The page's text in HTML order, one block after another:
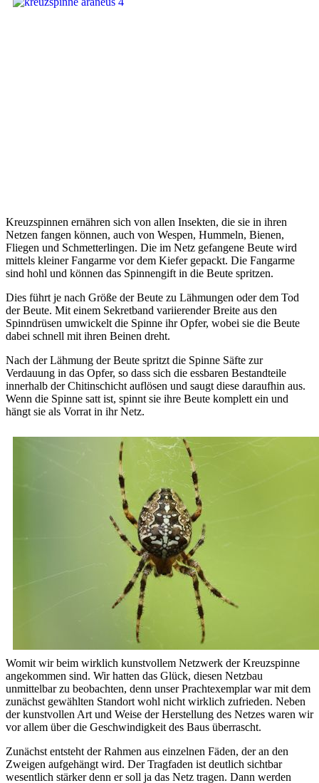
Kreuzspinnen ernähren sich von allen Insekten, die sie in ihren
Netzen fangen können, auch von Wespen, Hummeln, Bienen,
Fliegen und Schmetterlingen. Die im Netz gefangene Beute wird
mittels kleiner Fangarme vor dem Kiefer gepackt. Die Fangarme
sind hohl und können das Spinnengift in die Beute spritzen.
Dies führt je nach Größe der Beute zu Lähmungen oder dem Tod
der Beute. Mit einem Sekretband variierender Breite aus den
Spinndrüsen umwickelt die Spinne ihr Opfer, wobei sie die Beute
dabei schnell mit ihren Beinen dreht.
Nach der Lähmung der Beute spritzt die Spinne Säfte zur
Verdauung in das Opfer, so dass sich die essbaren Bestandteile
innerhalb der Chitinschicht auflösen und saugt diese daraufhin aus.
Wenn die Spinne satt ist, spinnt sie ihre Beute komplett ein und
hängt sie als Vorrat in ihr Netz.
Womit wir beim wirklich kunstvollem Netzwerk der Kreuzspinne
angekommen sind. Wir hatten das Glück, diesen Netzbau
unmittelbar zu beobachten, denn unser Prachtexemplar war mit dem
zunächst gewählten Standort wohl nicht wirklich zufrieden. Neben
der kunstvollen Art und Weise der Herstellung des Netzes waren wir
vor allem über die Geschwindigkeit des Baus überrascht.
Zunächst entsteht der Rahmen aus einzelnen Fäden, der an den
Zweigen aufgehängt wird. Der Tragfaden ist deutlich sichtbar
wesentlich stärker denn er soll ja das Netz tragen. Dann werden